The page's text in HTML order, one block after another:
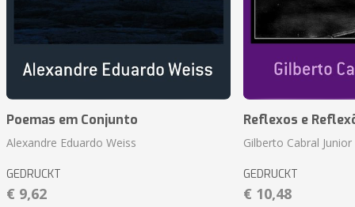
Poemas em Conjunto
Alexandre Eduardo Weiss
GEDRUCKT
€ 9,62
Reflexos e
Gilberto Cabral Junior
GEDRUCKT
€ 10,48